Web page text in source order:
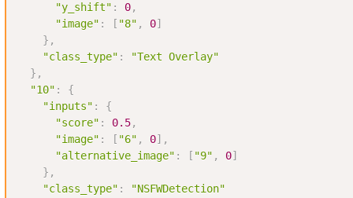
"y_shift" : 0,
"image" : [ "8" , 0]
} ,
"class_type" :
"Text Overlay"
} ,
"10" :
{
"inputs" :
{
"score" : 0.5,
"image" : [ "6" , 0] ,
"alternative_image" : [ "9" , 0]
} ,
"class_type" :
"NSFWDetection"